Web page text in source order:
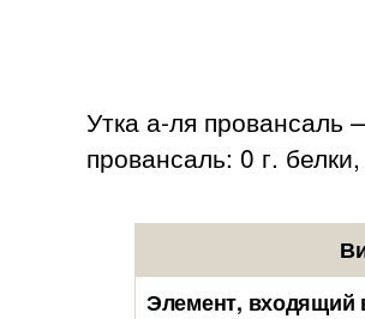
Утка а-ля провансаль
провансаль: 0 г.
Элемент, входящий